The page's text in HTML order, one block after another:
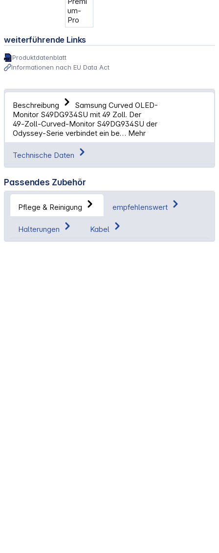
weiterführende Links
Produktdatenblatt
Informationen nach EU Data Act
Beschreibung
Samsung Curved OLED-
Monitor S49DG934SU mit 49 Zoll. Der
49‑Zoll‑Curved‑Monitor S49DG934SU der
Odyssey‑Serie verbindet ein be… Mehr
Technische Daten
Passendes Zubehör
Pflege & Reinigung empfehlenswert
Halterungen Kabel